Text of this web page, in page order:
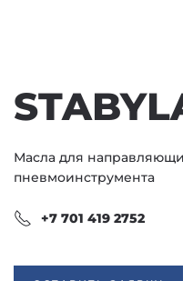
Масла для
пневмоинструмента
+7 701 419 2752